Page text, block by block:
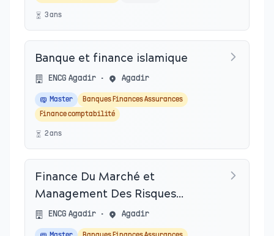
3ans
Banque et finance islamique
ENCG Agadir • Agadir
Master
Banques Finances Assurances
Finance comptabilité
2ans
Finance Du Marché et
Management Des Risques
(F2MR)
ENCG Agadir • Agadir